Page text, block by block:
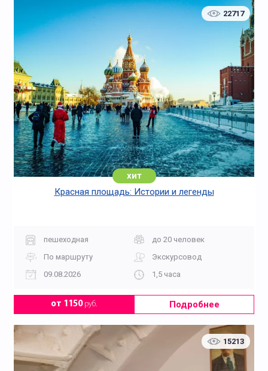
22717
хит
Красная площадь: Истории и легенды
пешеходная
до 20 человек
По маршруту
Экскурсовод
09.08.2026
1,5 часа
от 1150руб. Подробнее
15213